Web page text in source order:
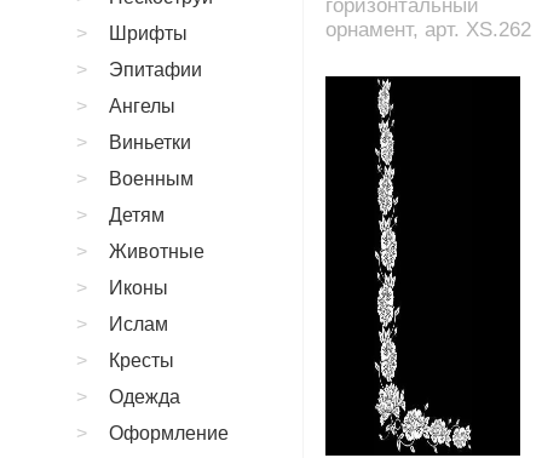
горизонтальный
орнамент, арт. XS.262
Шрифты
Эпитафии
Ангелы
Виньетки
Военным
Детям
Животные
Иконы
Ислам
Кресты
Одежда
Оформление